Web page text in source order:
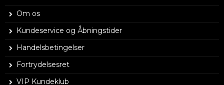
Om os
Kundeservice og Åbningstider
Handelsbetingelser
Fortrydelsesret
VIP Kundeklub